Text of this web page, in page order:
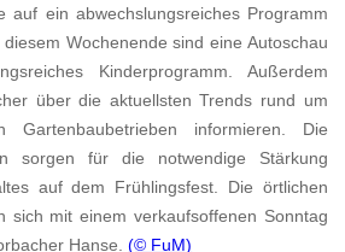
auf ein abwechslungsreiches Programm
Wochenende sind eine Autoschau
Kinderprogramm. Außerdem
über die aktuellsten Trends rund um
informieren. Die
sorgen für die notwendige Stärkung
auf dem Frühlingsfest. Die örtlichen
sich mit einem verkaufsoffenen Sonntag
Hanse.(© FuM)